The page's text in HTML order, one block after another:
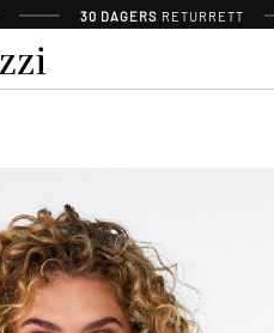
30 DAGERS RETURRETT